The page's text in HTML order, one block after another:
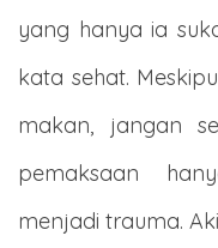
yang hanya ia
kata sehat.
makan, jangan
pemaksaan
menjadi trauma.